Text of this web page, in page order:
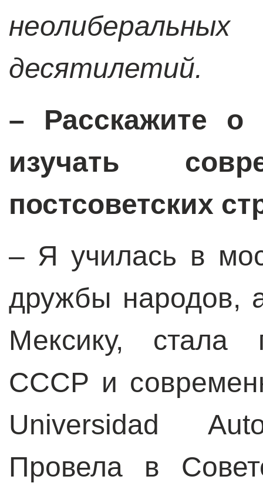
десятилетий.
– Расскажите
изучать
постсоветских
– Я училась в
дружбы народов,
Мексику, стала
СССР и
Universidad
Провела в